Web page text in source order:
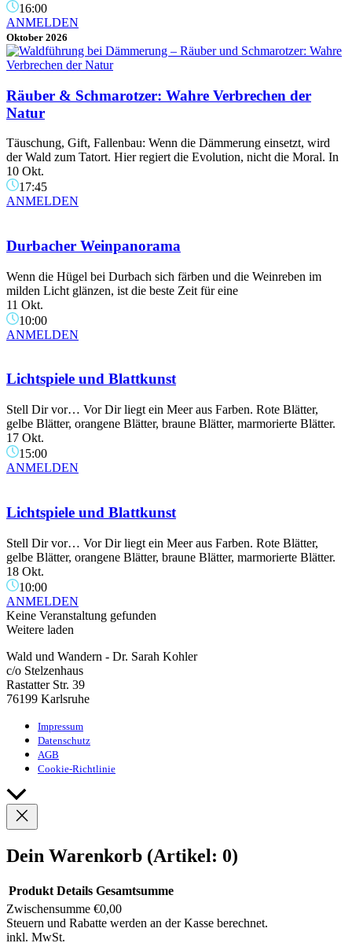
16:00
ANMELDEN
Oktober 2026
Räuber & Schmarotzer: Wahre Verbrechen der
Natur
Täuschung, Gift, Fallenbau: Wenn die Dämmerung einsetzt, wird
der Wald zum Tatort. Hier regiert die Evolution, nicht die Moral. In
10 Okt.
17:45
ANMELDEN
Durbacher Weinpanorama
Wenn die Hügel bei Durbach sich färben und die Weinreben im
milden Licht glänzen, ist die beste Zeit für eine
11 Okt.
10:00
ANMELDEN
Lichtspiele und Blattkunst
Stell Dir vor… Vor Dir liegt ein Meer aus Farben. Rote Blätter,
gelbe Blätter, orangene Blätter, braune Blätter, marmorierte Blätter.
17 Okt.
15:00
ANMELDEN
Lichtspiele und Blattkunst
Stell Dir vor… Vor Dir liegt ein Meer aus Farben. Rote Blätter,
gelbe Blätter, orangene Blätter, braune Blätter, marmorierte Blätter.
18 Okt.
10:00
ANMELDEN
Keine Veranstaltung gefunden
Weitere laden
Wald und Wandern - Dr. Sarah Kohler
c/o Stelzenhaus
Rastatter Str. 39
76199 Karlsruhe
Impressum
Datenschutz
AGB
Cookie-Richtlinie
oben
scrollen
Dein Warenkorb (Artikel: 0)
Produkte
Produkt Details Gesamtsumme
Zwischensumme €0,00
Steuern und Rabatte werden an der Kasse berechnet.
inkl. MwSt.